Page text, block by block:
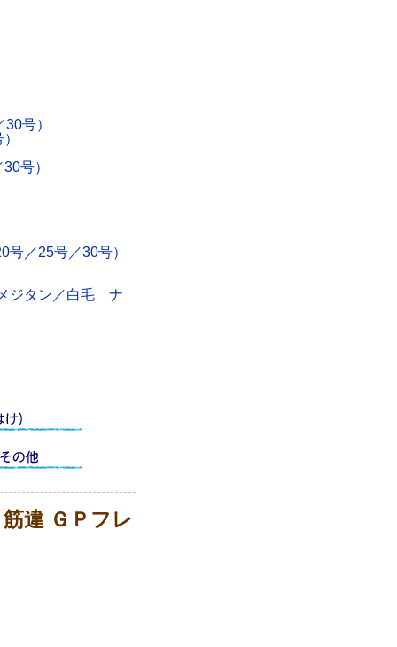
号）
号）
／25号／30号）
ジタン／白毛 ナ
違 ＧＰフレ